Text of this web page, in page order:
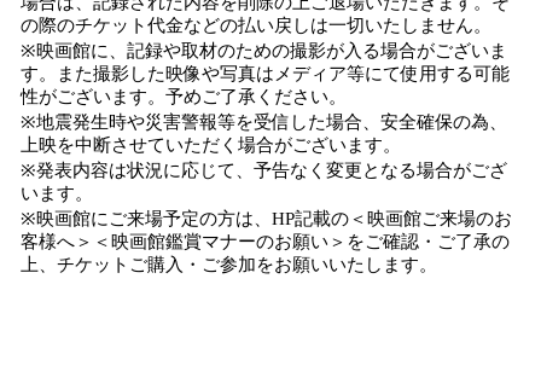
の際のチケット代金などの払い戻しは一切いたしません。
※映画館に、記録や取材のための撮影が入る場合がございま
す。また撮影した映像や写真はメディア等にて使用する可能
性がございます。予めご了承ください。
※地震発生時や災害警報等を受信した場合、安全確保の為、
上映を中断させていただく場合がございます。
※発表内容は状況に応じて、予告なく変更となる場合がござ
います。
※映画館にご来場予定の方は、HP記載の＜映画館ご来場のお
客様へ＞＜映画館鑑賞マナーのお願い＞をご確認・ご了承の
上、チケットご購入・ご参加をお願いいたします。